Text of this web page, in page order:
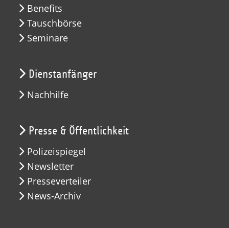
Benefits
Tauschbörse
Seminare
Dienstanfänger
Nachhilfe
Presse & Öffentlichkeit
Polizeispiegel
Newsletter
Presseverteiler
News-Archiv